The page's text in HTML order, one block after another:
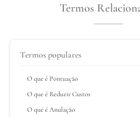
Termos
Termos populares
O que é Pontuação
O que é Reduzir Custos
O que é Anulação